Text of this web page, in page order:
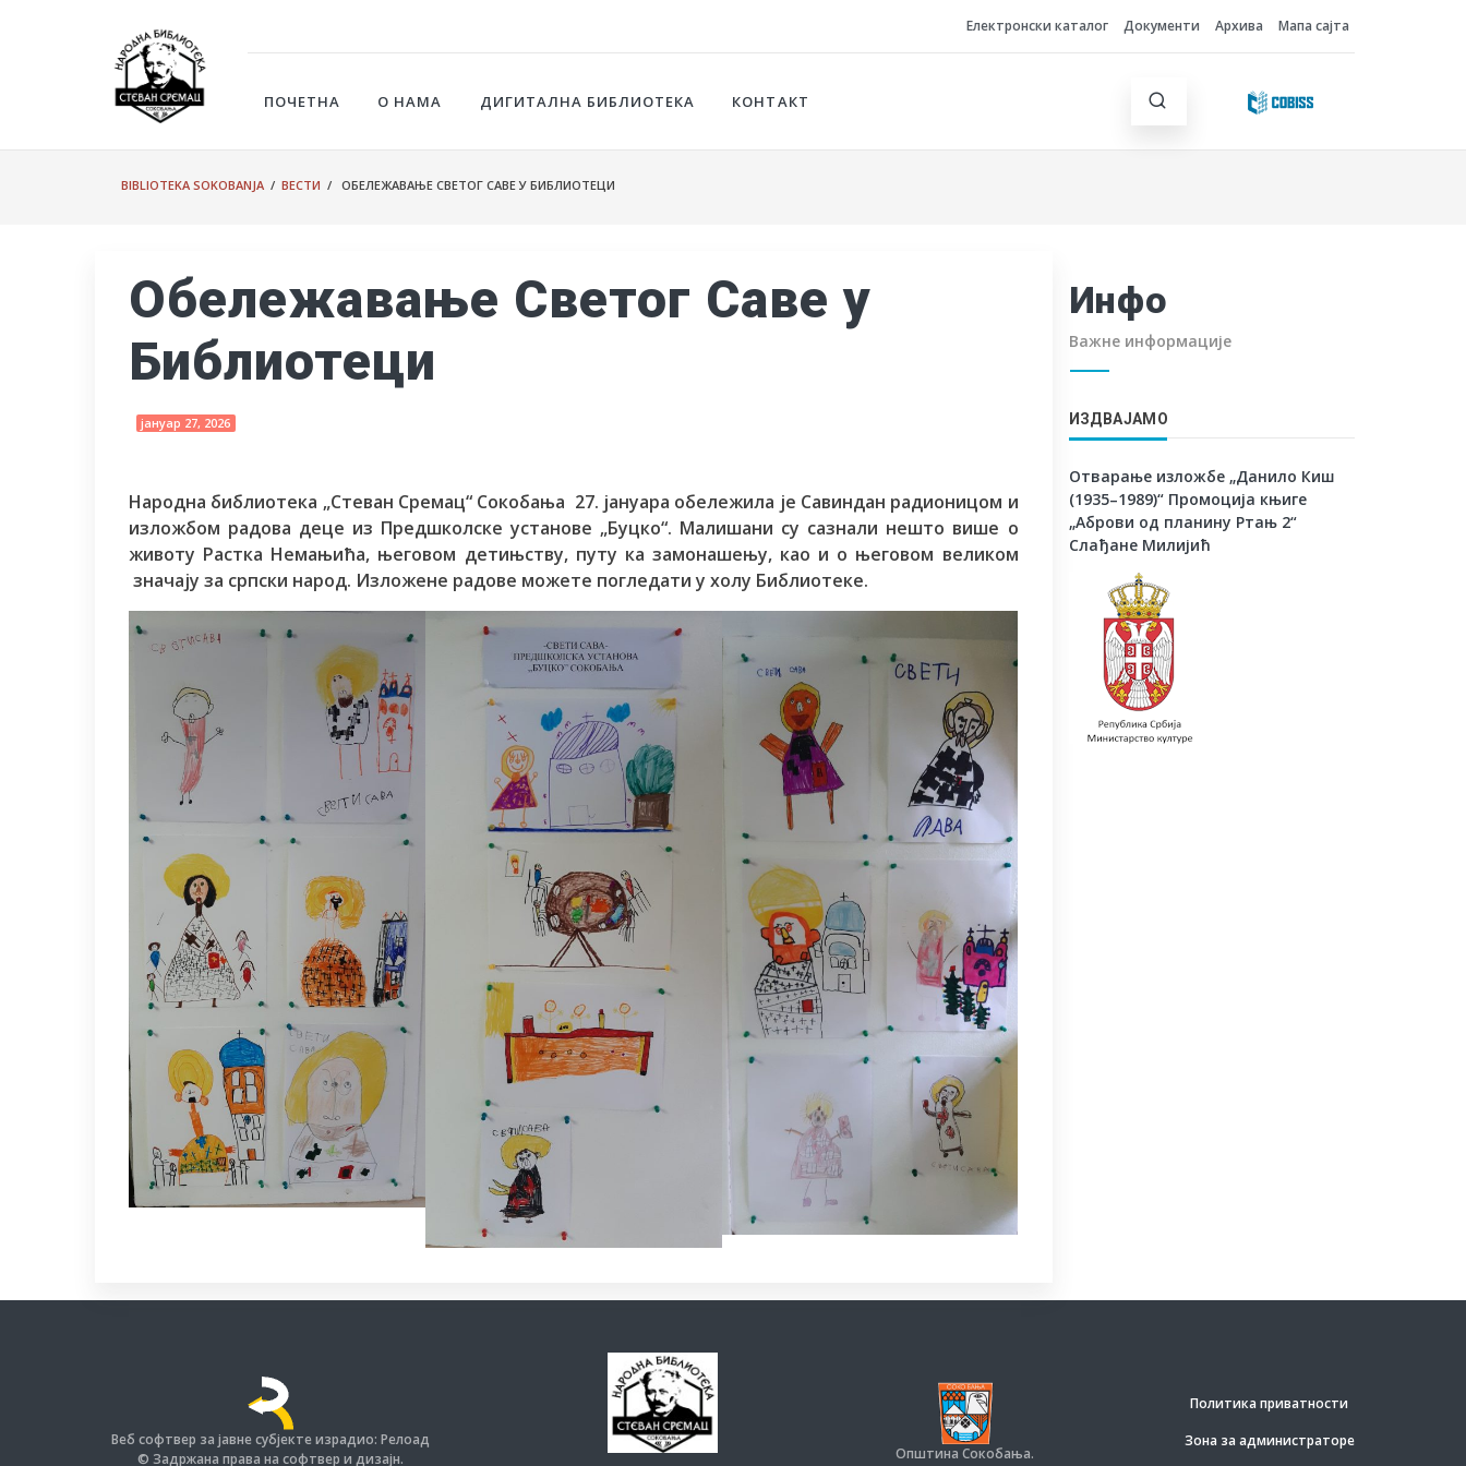
Електронски каталог Документи Архива Мапа сајта
ПОЧЕТНА О НАМА ДИГИТАЛНА БИБЛИОТЕКА КОНТАКТ
BIBLIOTEKA SOKOBANJA / ВЕСТИ / ОБЕЛЕЖАВАЊЕ СВЕТОГ САВЕ У БИБЛИОТЕЦИ
Обележавање Светог Саве у
Библиотеци
јануар 27, 2026
Народна библиотека „Стеван Сремац“ Сокобања 27. јануара обележила је Савиндан радионицом и
изложбом радова деце из Предшколске установе „Буцко“. Малишани су сазнали нешто више о
животу Растка Немањића, његовом детињству, путу ка замонашењу, као и о његовом великом
значају за српски народ. Изложене радове можете погледати у холу Библиотеке.
Инфо
Важне информације
ИЗДВАЈАМО
Отварање изложбе „Данило Киш
(1935–1989)“ Промоција књиге
„Аброви од планину Ртањ 2“
Слађане Милијић
Политика приватности
Зона за администраторе
Општина Сокобања.
Веб софтвер за јавне субјекте израдио: Релоад
© Задржана права на софтвер и дизајн.